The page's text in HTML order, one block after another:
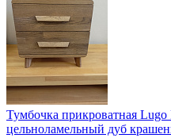
Тумбочка прикроватная Lugo
цельноламельный дуб